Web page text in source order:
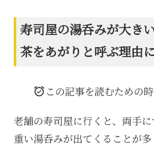
寿司屋の湯呑みが大き
茶をあがりと呼ぶ理由
この記事を読むための
老舗の寿司屋に行くと、両手に
重い湯呑みが出てくることが多